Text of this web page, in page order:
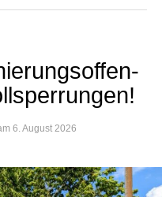
6. August 2026